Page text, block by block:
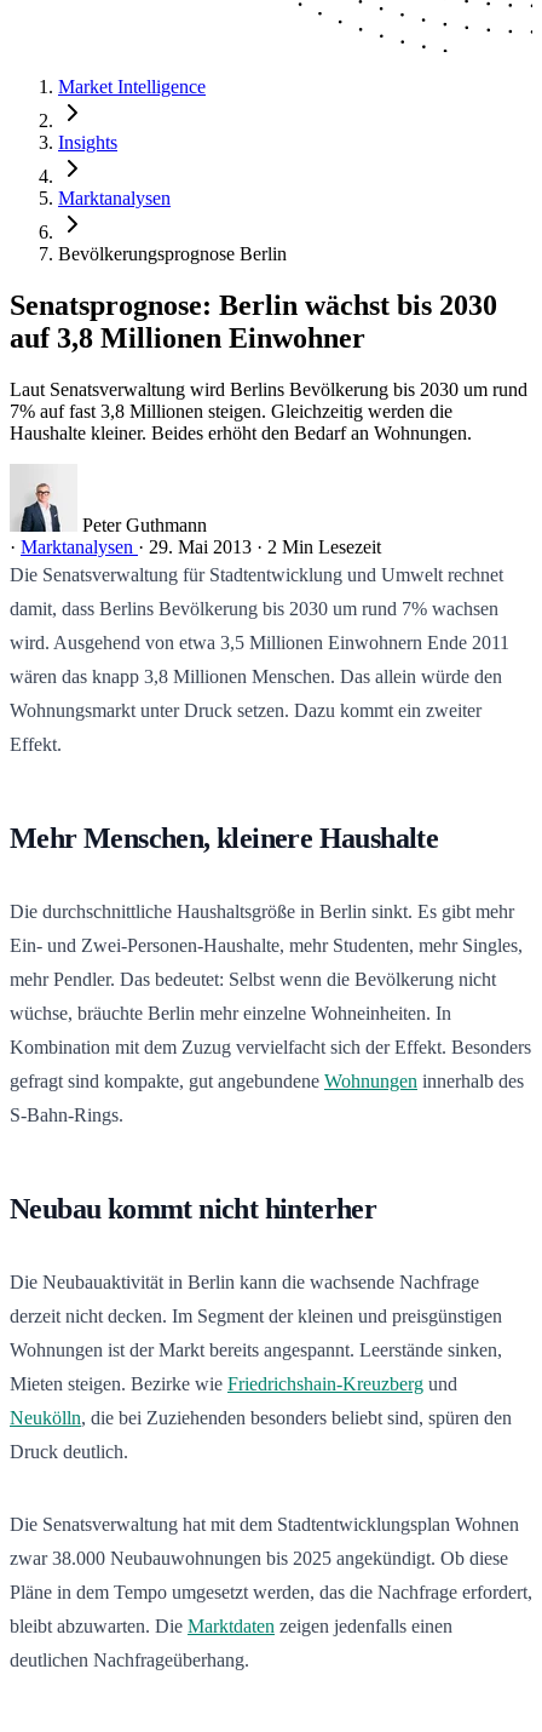
Market Intelligence
Insights
Marktanalysen
Bevölkerungsprognose Berlin
Senatsprognose: Berlin wächst bis 2030
auf 3,8 Millionen Einwohner
Laut Senatsverwaltung wird Berlins Bevölkerung bis 2030 um rund
7% auf fast 3,8 Millionen steigen. Gleichzeitig werden die
Haushalte kleiner. Beides erhöht den Bedarf an Wohnungen.
Peter Guthmann
· Marktanalysen · 29. Mai 2013 · 2 Min Lesezeit
Die Senatsverwaltung für Stadtentwicklung und Umwelt rechnet
damit, dass Berlins Bevölkerung bis 2030 um rund 7% wachsen
wird. Ausgehend von etwa 3,5 Millionen Einwohnern Ende 2011
wären das knapp 3,8 Millionen Menschen. Das allein würde den
Wohnungsmarkt unter Druck setzen. Dazu kommt ein zweiter
Effekt.
Mehr Menschen, kleinere Haushalte
Die durchschnittliche Haushaltsgröße in Berlin sinkt. Es gibt mehr
Ein- und Zwei-Personen-Haushalte, mehr Studenten, mehr Singles,
mehr Pendler. Das bedeutet: Selbst wenn die Bevölkerung nicht
wüchse, bräuchte Berlin mehr einzelne Wohneinheiten. In
Kombination mit dem Zuzug vervielfacht sich der Effekt. Besonders
gefragt sind kompakte, gut angebundene Wohnungen innerhalb des
S-Bahn-Rings.
Neubau kommt nicht hinterher
Die Neubauaktivität in Berlin kann die wachsende Nachfrage
derzeit nicht decken. Im Segment der kleinen und preisgünstigen
Wohnungen ist der Markt bereits angespannt. Leerstände sinken,
Mieten steigen. Bezirke wie Friedrichshain-Kreuzberg und
Neukölln, die bei Zuziehenden besonders beliebt sind, spüren den
Druck deutlich.
Die Senatsverwaltung hat mit dem Stadtentwicklungsplan Wohnen
zwar 38.000 Neubauwohnungen bis 2025 angekündigt. Ob diese
Pläne in dem Tempo umgesetzt werden, das die Nachfrage erfordert,
bleibt abzuwarten. Die Marktdaten zeigen jedenfalls einen
deutlichen Nachfrageüberhang.